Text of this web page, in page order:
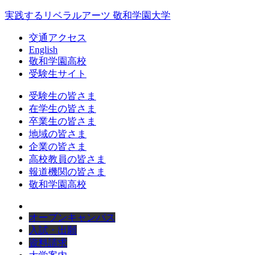
実践するリベラルアーツ 敬和学園大学
交通アクセス
English
敬和学園高校
受験生サイト
受験生の皆さま
在学生の皆さま
卒業生の皆さま
地域の皆さま
企業の皆さま
高校教員の皆さま
報道機関の皆さま
敬和学園高校
オープンキャンパス
入試・出願
資料請求